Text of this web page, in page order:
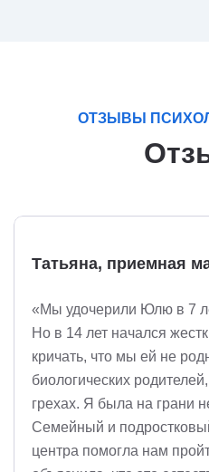
ОТЗЫВЫ
Татьяна, приемная
«Мы удочерили Юлю в 7
Но в 14 лет начался
кричать, что мы ей не
биологических
грехах. Я была на грани
Семейный и
центра помогла нам